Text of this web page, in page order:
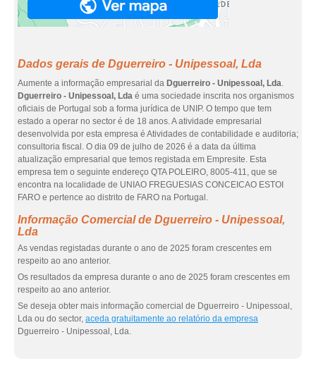
Dados gerais de Dguerreiro - Unipessoal, Lda
Aumente a informação empresarial da Dguerreiro - Unipessoal, Lda.
Dguerreiro - Unipessoal, Lda é uma sociedade inscrita nos organismos
oficiais de Portugal sob a forma jurídica de UNIP. O tempo que tem
estado a operar no sector é de 18 anos. A atividade empresarial
desenvolvida por esta empresa é Atividades de contabilidade e auditoria;
consultoria fiscal. O dia 09 de julho de 2026 é a data da última
atualização empresarial que temos registada em Empresite. Esta
empresa tem o seguinte endereço QTA POLEIRO, 8005-411, que se
encontra na localidade de UNIAO FREGUESIAS CONCEICAO ESTOI
FARO e pertence ao distrito de FARO na Portugal.
Informação Comercial de Dguerreiro - Unipessoal,
Lda
As vendas registadas durante o ano de 2025 foram crescentes em
respeito ao ano anterior.
Os resultados da empresa durante o ano de 2025 foram crescentes em
respeito ao ano anterior.
Se deseja obter mais informação comercial de Dguerreiro - Unipessoal,
Lda ou do sector, aceda gratuitamente ao relatório da empresa
Dguerreiro - Unipessoal, Lda.